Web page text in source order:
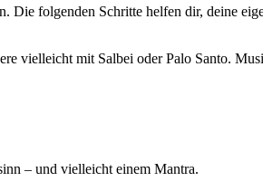
folgenden Schritte helfen dir, deine
vielleicht mit Salbei oder Palo Santo.
– und vielleicht einem Mantra.